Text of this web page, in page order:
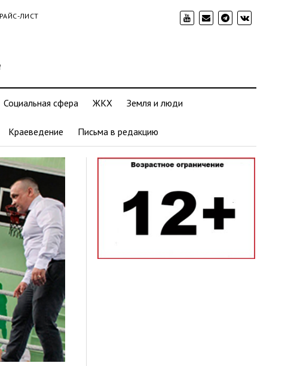
ЛИСТ
Социальная сфера ЖКХ Земля и люди
Краеведение Письма в редакцию